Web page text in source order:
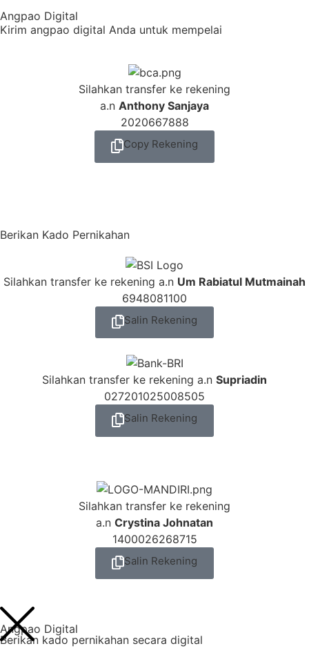
Angpao Digital
Kirim angpao digital Anda untuk mempelai
Silahkan transfer ke rekening
a.n Anthony Sanjaya
2020667888
Copy Rekening
Berikan Kado Pernikahan
Silahkan transfer ke rekening a.n Um Rabiatul Mutmainah
6948081100
Salin Rekening
Silahkan transfer ke rekening a.n Supriadin
027201025008505
Salin Rekening
Silahkan transfer ke rekening
a.n Crystina Johnatan
1400026268715
Salin Rekening
Angpao Digital
Berikan kado pernikahan secara digital